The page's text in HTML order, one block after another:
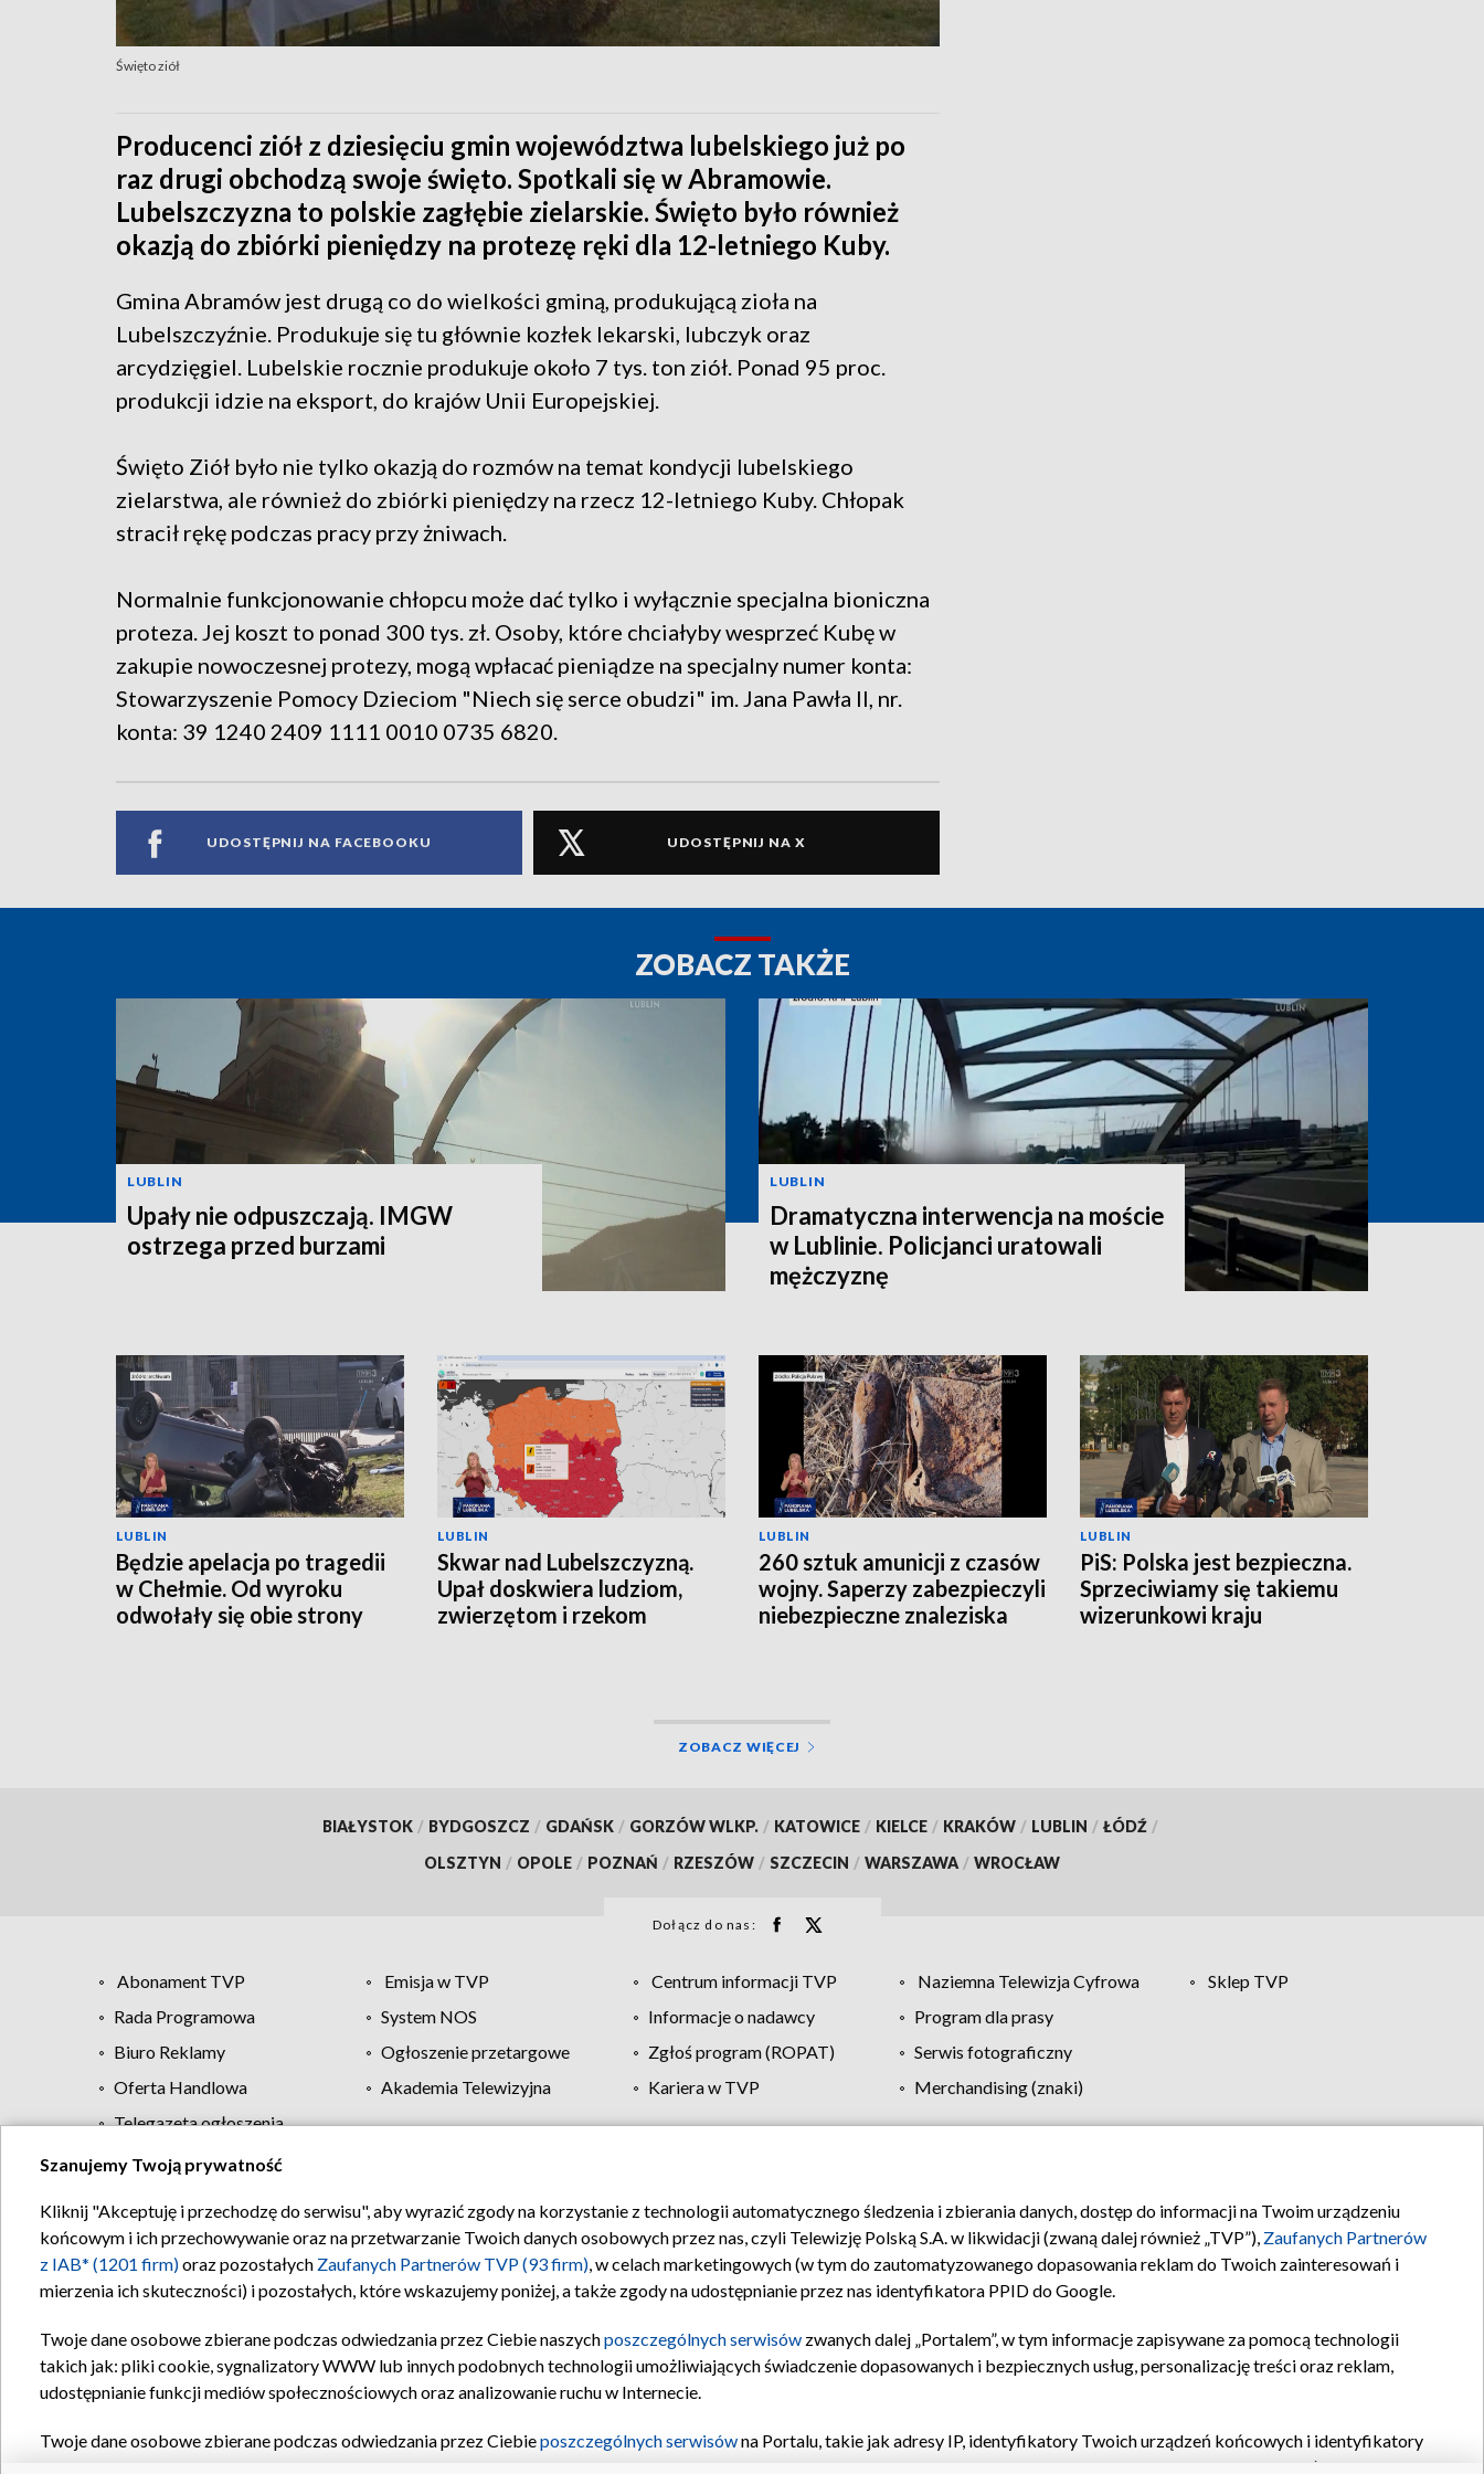
Święto ziół
Producenci ziół z dziesięciu gmin województwa lubelskiego już po
raz drugi obchodzą swoje święto. Spotkali się w Abramowie.
Lubelszczyzna to polskie zagłębie zielarskie. Święto było również
okazją do zbiórki pieniędzy na protezę ręki dla 12-letniego Kuby.
Gmina Abramów jest drugą co do wielkości gminą, produkującą zioła na
Lubelszczyźnie. Produkuje się tu głównie kozłek lekarski, lubczyk oraz
arcydzięgiel. Lubelskie rocznie produkuje około 7 tys. ton ziół. Ponad 95 proc.
produkcji idzie na eksport, do krajów Unii Europejskiej.
Święto Ziół było nie tylko okazją do rozmów na temat kondycji lubelskiego
zielarstwa, ale również do zbiórki pieniędzy na rzecz 12-letniego Kuby. Chłopak
stracił rękę podczas pracy przy żniwach.
Normalnie funkcjonowanie chłopcu może dać tylko i wyłącznie specjalna bioniczna
proteza. Jej koszt to ponad 300 tys. zł. Osoby, które chciałyby wesprzeć Kubę w
zakupie nowoczesnej protezy, mogą wpłacać pieniądze na specjalny numer konta:
Stowarzyszenie Pomocy Dzieciom "Niech się serce obudzi" im. Jana Pawła II, nr.
konta: 39 1240 2409 1111 0010 0735 6820.
UDOSTĘPNIJ NA FACEBOOKU UDOSTĘPNIJ NA X
ZOBACZ TAKŻE
LUBLIN
Upały nie odpuszczają. IMGW
ostrzega przed burzami
LUBLIN
Dramatyczna interwencja na moście
w Lublinie. Policjanci uratowali
mężczyznę
LUBLIN
Będzie apelacja po tragedii
w Chełmie. Od wyroku
odwołały się obie strony
LUBLIN
Skwar nad Lubelszczyzną.
Upał doskwiera ludziom,
zwierzętom i rzekom
LUBLIN
260 sztuk amunicji z czasów
wojny. Saperzy zabezpieczyli
niebezpieczne znaleziska
LUBLIN
PiS: Polska jest bezpieczna.
Sprzeciwiamy się takiemu
wizerunkowi kraju
ZOBACZ WIĘCEJ
BIAŁYSTOK / BYDGOSZCZ / GDAŃSK / GORZÓW WLKP. / KATOWICE / KIELCE / KRAKÓW / LUBLIN / ŁÓDŹ /
OLSZTYN / OPOLE / POZNAŃ / RZESZÓW / SZCZECIN / WARSZAWA / WROCŁAW
Dołącz do nas:
Abonament TVP Emisja w TVP Centrum informacji TVP Naziemna Telewizja Cyfrowa
Sklep TVP
Rada Programowa
System NOS Informacje o nadawcy
Program dla prasy
Biuro Reklamy
Ogłoszenie przetargowe Zgłoś program (ROPAT)
Serwis fotograficzny
Oferta Handlowa
Akademia Telewizyjna Kariera w TVP
Merchandising (znaki)
Telegazeta ogłoszenia
Regulamin TVP Polityka prywatności Moje zgody Pomoc Biuro reklamy Kontakt
Szanujemy Twoją prywatność
Kliknij "Akceptuję i przechodzę do serwisu", aby wyrazić zgody na korzystanie z technologii automatycznego śledzenia i zbierania danych, dostęp do informacji na Twoim urządzeniu
końcowym i ich przechowywanie oraz na przetwarzanie Twoich danych osobowych przez nas, czyli Telewizję Polską S.A. w likwidacji (zwaną dalej również „TVP”), Zaufanych Partnerów
z IAB* (1201 firm)oraz pozostałych Zaufanych Partnerów TVP (93 firm), w celach marketingowych (w tym do zautomatyzowanego dopasowania reklam do Twoich zainteresowań i
mierzenia ich skuteczności) i pozostałych, które wskazujemy poniżej, a także zgody na udostępnianie przez nas identyfikatora PPID do Google.
Twoje dane osobowe zbierane podczas odwiedzania przez Ciebie naszychposzczególnych serwisów zwanych dalej „Portalem”, w tym informacje zapisywane za pomocą technologii
takich jak: pliki cookie, sygnalizatory WWW lub innych podobnych technologii umożliwiających świadczenie dopasowanych i bezpiecznych usług, personalizację treści oraz reklam,
udostępnianie funkcji mediów społecznościowych oraz analizowanie ruchu w Internecie.
Twoje dane osobowe zbierane podczas odwiedzania przez Ciebieposzczególnych serwisówna Portalu, takie jak adresy IP, identyfikatory Twoich urządzeń końcowych i identyfikatory
oraz pozostałych